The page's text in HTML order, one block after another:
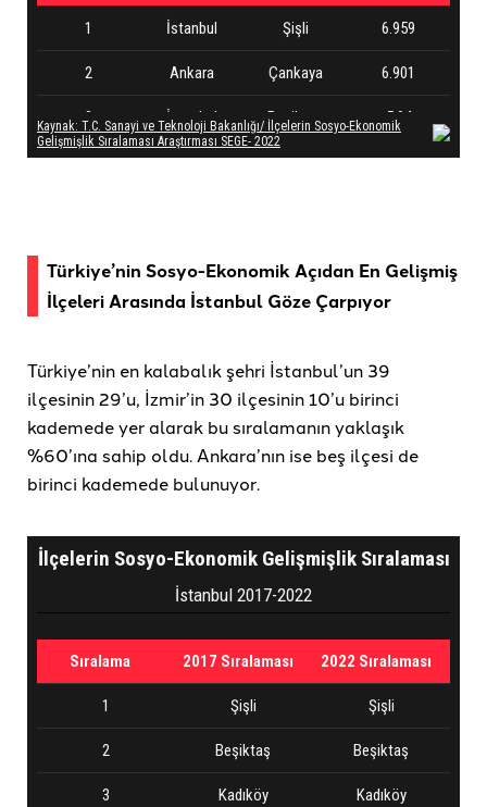
Türkiye’nin Sosyo-Ekonomik Açıdan En Gelişmiş
İlçeleri Arasında İstanbul Göze Çarpıyor
Türkiye’nin en kalabalık şehri İstanbul’un 39
ilçesinin 29’u, İzmir’in 30 ilçesinin 10’u birinci
kademede yer alarak bu sıralamanın yaklaşık
%60’ına sahip oldu. Ankara’nın ise beş ilçesi de
birinci kademede bulunuyor.